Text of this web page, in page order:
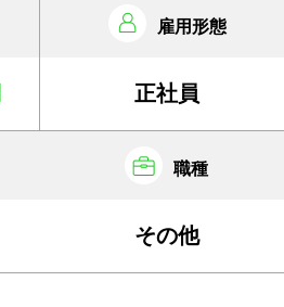
雇用形態
正社員
職種
その他